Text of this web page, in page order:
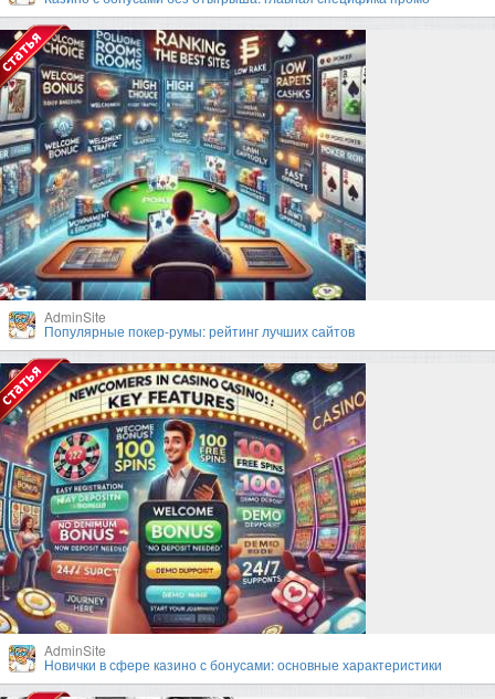
AdminSite
Популярные покер-румы: рейтинг лучших сайтов
AdminSite
Новички в сфере казино с бонусами: основные характеристики